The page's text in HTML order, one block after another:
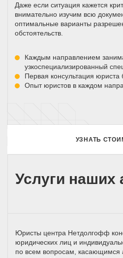
Даже если ситуация кажется
внимательно изучим всю
оптимальные варианты
обстоятельств.
Каждым направлением
узкоспециализированный
Первая консультация юриста
Опыт юристов в каждом
УЗНАТЬ
Услуги наших
Юристы центра Нетдолгофф
юридических лиц и
по всем вопросам, касающимся